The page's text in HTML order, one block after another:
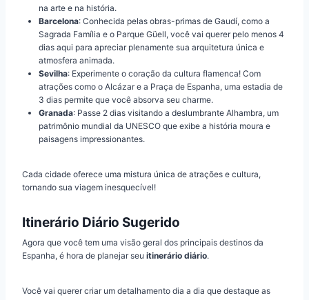
na arte e na história.
Barcelona: Conhecida pelas obras-primas de Gaudí, como a
Sagrada Família e o Parque Güell, você vai querer pelo menos 4
dias aqui para apreciar plenamente sua arquitetura única e
atmosfera animada.
Sevilha: Experimente o coração da cultura flamenca! Com
atrações como o Alcázar e a Praça de Espanha, uma estadia de
3 dias permite que você absorva seu charme.
Granada: Passe 2 dias visitando a deslumbrante Alhambra, um
patrimônio mundial da UNESCO que exibe a história moura e
paisagens impressionantes.
Cada cidade oferece uma mistura única de atrações e cultura,
tornando sua viagem inesquecível!
Itinerário Diário Sugerido
Agora que você tem uma visão geral dos principais destinos da
Espanha, é hora de planejar seu itinerário diário.
Você vai querer criar um detalhamento dia a dia que destaque as